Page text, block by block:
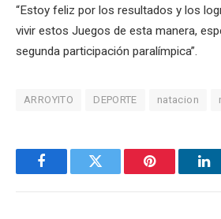
“Estoy feliz por los resultados y los
vivir estos Juegos de esta manera,
segunda participación paralímpica”.
ARROYITO DEPORTE natacion
FacebookTwitter Pinterest